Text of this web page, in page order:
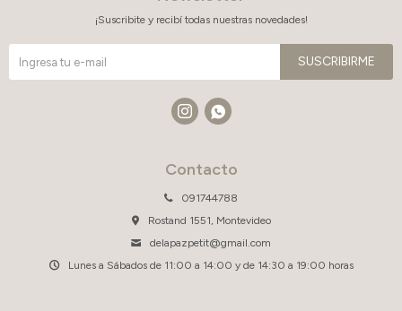
Contacto
091744788
Rostand 1551, Montevideo
delapazpetit@gmail.com
Lunes a Sábados de 11:00 a 14:00 y de 14:30 a 19:00 horas
¡Suscribite y recibí todas nuestras novedades!
SUSCRIBIRME
 